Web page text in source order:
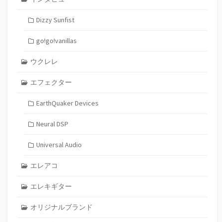
Dizzy Sunfist
go!go!vanillas
ウクレレ
エフェクター
EarthQuaker Devices
Neural DSP
Universal Audio
エレアコ
エレキギター
オリジナルブランド